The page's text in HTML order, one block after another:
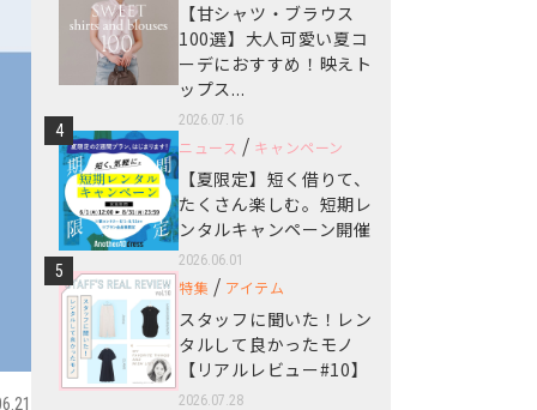
【甘シャツ・ブラウス
100選】大人可愛い夏コ
ーデにおすすめ！映えト
ップス...
2026.07.16
4
ニュース / キャンペーン
【夏限定】短く借りて、
たくさん楽しむ。短期レ
ンタルキャンペーン開催
2026.06.01
5
特集 / アイテム
スタッフに聞いた！レン
タルして良かったモノ
【リアルレビュー#10】
2026.07.28